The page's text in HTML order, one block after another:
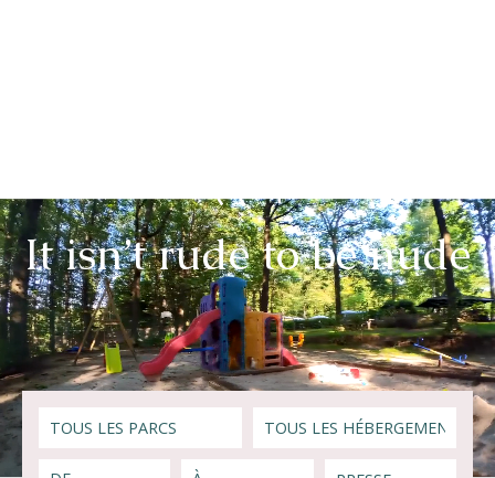
Communauté
Calendrier
Parcs
It isn’t rude to be nude